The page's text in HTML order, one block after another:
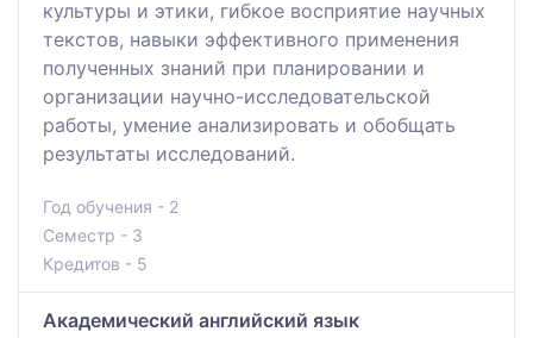
культуры и этики, гибкое восприятие научных
текстов, навыки эффективного применения
полученных знаний при планировании и
организации научно-исследовательской
работы, умение анализировать и обобщать
результаты исследований.
Год обучения - 2
Семестр - 3
Кредитов - 5
Академический английский язык